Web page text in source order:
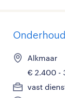
Alkmaar
€ 2.400 -
vast